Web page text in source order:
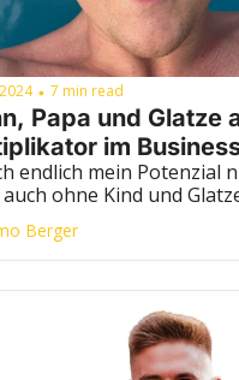
• 7 min read
Papa und Glatze
im
endlich mein Potenzial
ohne Kind und
Berger